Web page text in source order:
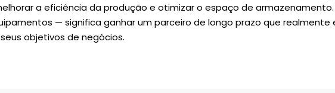
a eficiência da produção e otimizar o espaço de armazenamento.
— significa ganhar um parceiro de longo prazo que
objetivos de negócios.